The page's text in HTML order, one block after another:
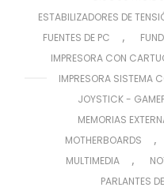
ESTABILIZADORES DE
FUENTES DE PC ,
IMPRESORA CON
IMPRESORA SISTEMA
JOYSTICK -
MEMORIAS
MOTHERBOARDS ,
MULTIMEDIA ,
PARLANTES